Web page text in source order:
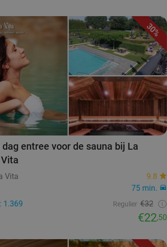
30%
dag entree voor de sauna bij La
Vita
9.8
75 min.
1.369
Regulier €32
€22,50